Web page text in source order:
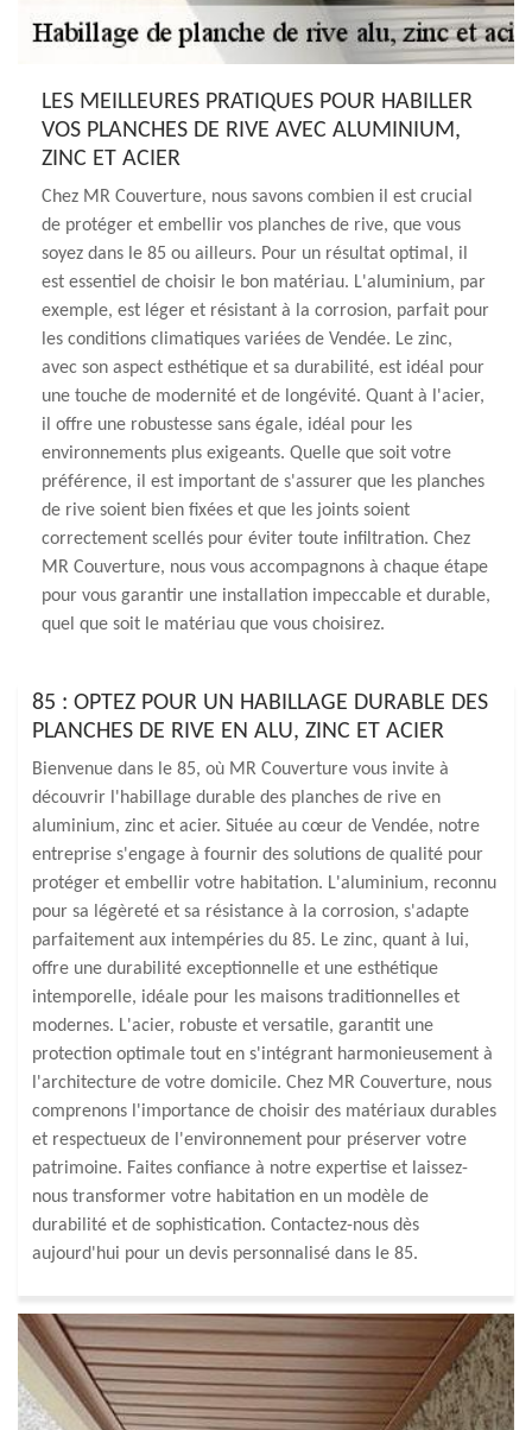
LES MEILLEURES PRATIQUES POUR HABILLER
VOS PLANCHES DE RIVE AVEC ALUMINIUM,
ZINC ET ACIER
Chez MR Couverture, nous savons combien il est crucial
de protéger et embellir vos planches de rive, que vous
soyez dans le 85 ou ailleurs. Pour un résultat optimal, il
est essentiel de choisir le bon matériau. L'aluminium, par
exemple, est léger et résistant à la corrosion, parfait pour
les conditions climatiques variées de Vendée. Le zinc,
avec son aspect esthétique et sa durabilité, est idéal pour
une touche de modernité et de longévité. Quant à l'acier,
il offre une robustesse sans égale, idéal pour les
environnements plus exigeants. Quelle que soit votre
préférence, il est important de s'assurer que les planches
de rive soient bien fixées et que les joints soient
correctement scellés pour éviter toute infiltration. Chez
MR Couverture, nous vous accompagnons à chaque étape
pour vous garantir une installation impeccable et durable,
quel que soit le matériau que vous choisirez.
85 : OPTEZ POUR UN HABILLAGE DURABLE DES
PLANCHES DE RIVE EN ALU, ZINC ET ACIER
Bienvenue dans le 85, où MR Couverture vous invite à
découvrir l'habillage durable des planches de rive en
aluminium, zinc et acier. Située au cœur de Vendée, notre
entreprise s'engage à fournir des solutions de qualité pour
protéger et embellir votre habitation. L'aluminium, reconnu
pour sa légèreté et sa résistance à la corrosion, s'adapte
parfaitement aux intempéries du 85. Le zinc, quant à lui,
offre une durabilité exceptionnelle et une esthétique
intemporelle, idéale pour les maisons traditionnelles et
modernes. L'acier, robuste et versatile, garantit une
protection optimale tout en s'intégrant harmonieusement à
l'architecture de votre domicile. Chez MR Couverture, nous
comprenons l'importance de choisir des matériaux durables
et respectueux de l'environnement pour préserver votre
patrimoine. Faites confiance à notre expertise et laissez-
nous transformer votre habitation en un modèle de
durabilité et de sophistication. Contactez-nous dès
aujourd'hui pour un devis personnalisé dans le 85.